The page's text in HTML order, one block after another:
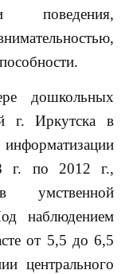
дошкольных
г. Иркутска в
г. по 2012 г.,
умственной
наблюдением
от 5,5 до 6,5
центрального